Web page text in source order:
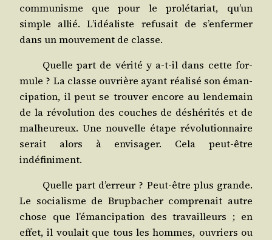
com­mu­nisme que pour le pro­lé­ta­riat, qu’un
simple allié. L’idéaliste refu­sait de s’enfermer
dans un mou­ve­ment de classe.
Quelle part de véri­té y a‑t-il dans cette for­
mule ? La classe ouvrière ayant réa­li­sé son éman­
ci­pa­tion, il peut se trou­ver encore au len­de­main
de la révo­lu­tion des couches de déshé­ri­tés et de
mal­heu­reux. Une nou­velle étape révo­lu­tion­naire
serait alors à envi­sa­ger. Cela peut-être
indéfiniment.
Quelle part d’erreur ? Peut-être plus grande.
Le socia­lisme de Brup­ba­cher com­pre­nait autre
chose que l’émancipation des tra­vailleurs ; en
effet, il vou­lait que tous les hommes, ouvriers ou